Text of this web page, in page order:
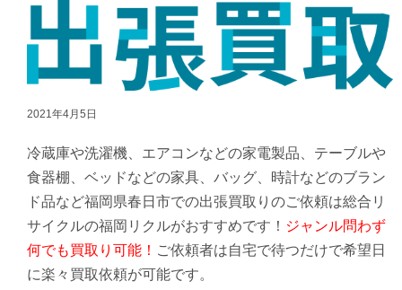
2021年4月5日
冷蔵庫や洗濯機、エアコンなどの家電製品、テーブルや
食器棚、ベッドなどの家具、バッグ、時計などのブラン
ド品など福岡県春日市での出張買取りのご依頼は総合リ
サイクルの福岡リクルがおすすめです！ ジャンル問わず
何でも買取り可能！ ご依頼者は自宅で待つだけで希望日
に楽々買取依頼が可能です。